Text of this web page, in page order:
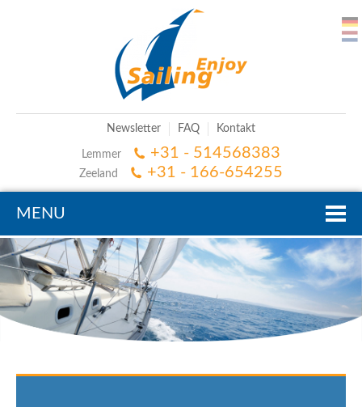
Newsletter FAQ Kontakt
Lemmer +31 - 514568383
Zeeland +31 - 166-654255
MENU